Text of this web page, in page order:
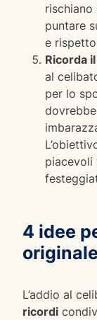
rischiano
puntare
e
Ricorda
al
per lo
piacevoli
4 idee
originale
L’addio al
ricordi